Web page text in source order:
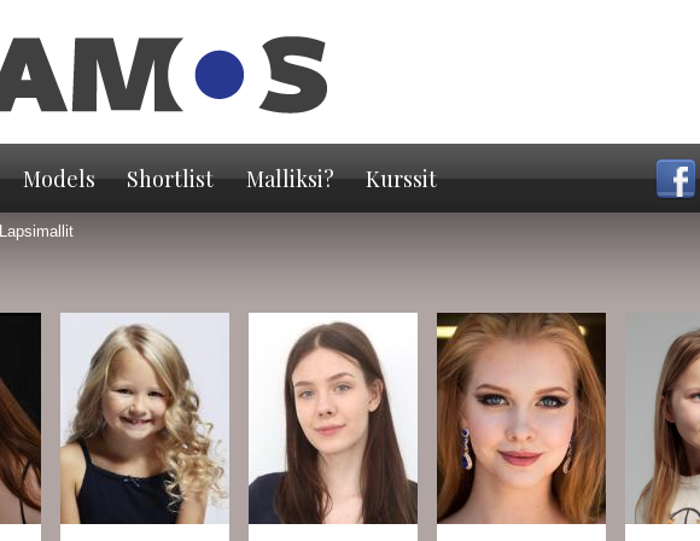
Models Shortlist Malliksi? Kurssit
Lapsimallit